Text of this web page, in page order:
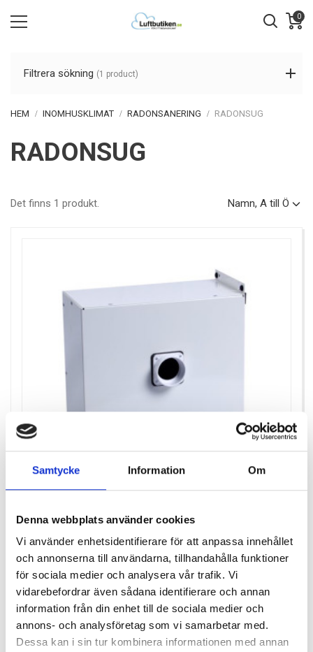
Samtycke Information Om
Denna webbplats använder cookies
Vi använder enhetsidentifierare för att anpassa innehållet
och annonserna till användarna, tillhandahålla funktioner
för sociala medier och analysera vår trafik. Vi
vidarebefordrar även sådana identifierare och annan
information från din enhet till de sociala medier och
annons- och analysföretag som vi samarbetar med.
Dessa kan i sin tur kombinera informationen med annan
0
Filtrera sökning (1 product)
HEM INOMHUSKLIMAT RADONSANERING RADONSUG
RADONSUG
Det finns 1 produkt. Namn, A till Ö
TRYGGHETSVAKTEN RADONSUG RS2K
Pris
23 850,00 kr
Antal i lager: 0